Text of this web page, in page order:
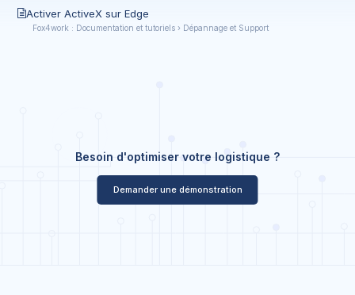
Activer ActiveX sur Edge
Fox4work : Documentation et tutoriels › Dépannage et Support
Besoin d'optimiser votre logistique ?
Demander une démonstration